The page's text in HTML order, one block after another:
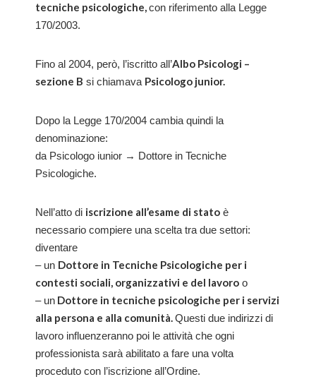
tecniche psicologiche,con riferimento alla Legge
170/2003.
Fino al 2004, però, l’iscritto all’Albo Psicologi –
sezione B si chiamava Psicologo junior.
Dopo la Legge 170/2004 cambia quindi la
denominazione:
da Psicologo iunior → Dottore in Tecniche
Psicologiche.
Nell’atto di iscrizione all’esame di stato è
necessario compiere una scelta tra due settori:
diventare
– un Dottore in Tecniche Psicologiche per i
contesti sociali, organizzativi e del lavoro o
– un Dottore in tecniche psicologiche per i servizi
alla persona e alla comunità.Questi due indirizzi di
lavoro influenzeranno poi le attività che ogni
professionista sarà abilitato a fare una volta
proceduto con l’iscrizione all’Ordine.